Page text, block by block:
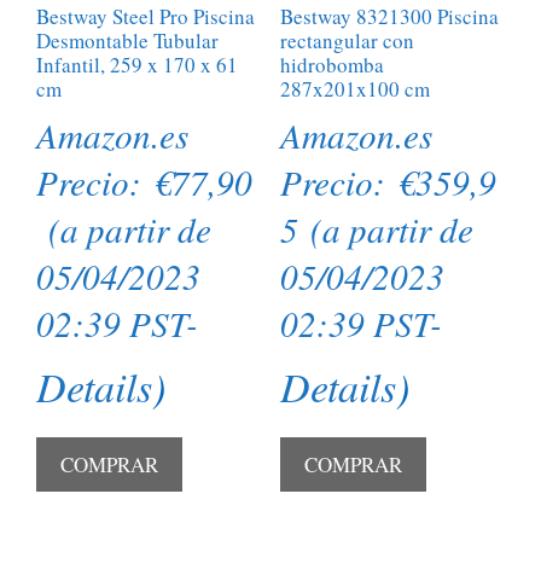
Bestway Steel Pro Piscina
Desmontable Tubular
Infantil, 259 x 170 x 61
cm
Amazon.es
Precio: €77,90
(a partir de
05/04/2023
02:39 PST-
Details)
COMPRAR
Bestway 8321300 Piscina
rectangular con
hidrobomba
287x201x100 cm
Amazon.es
Precio: €359,9
5(a partir de
05/04/2023
02:39 PST-
Details)
COMPRAR